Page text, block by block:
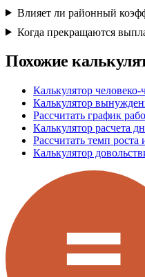
Влияет ли районный
Когда прекращаются
Похожие
Калькулятор человеко-
Калькулятор
Рассчитать график
Калькулятор расчета
Рассчитать темп роста
Калькулятор